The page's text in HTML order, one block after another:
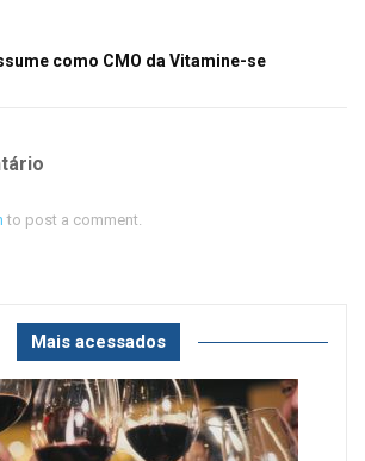
como CMO da Vitamine-se
to post a comment.
Mais acessados